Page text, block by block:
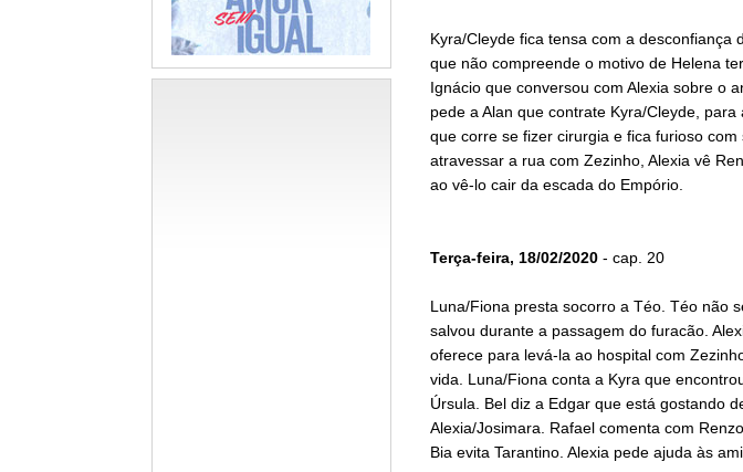
Kyra/Cleyde fica tensa com a
que não compreende o motivo de Helena
Ignácio que conversou com Alexia sobre o
pede a Alan que contrate Kyra/Cleyde,
que corre se fizer cirurgia e fica furioso
atravessar a rua com Zezinho, Alexia vê
ao vê-lo cair da escada do Empório.
Terça-feira, 18/02/2020- cap. 20
Luna/Fiona presta socorro a Téo. Téo não
salvou durante a passagem do furacão.
oferece para levá-la ao hospital com
vida. Luna/Fiona conta a Kyra que
Úrsula. Bel diz a Edgar que está gostando
Alexia/Josimara. Rafael comenta com
Bia evita Tarantino. Alexia pede ajuda às